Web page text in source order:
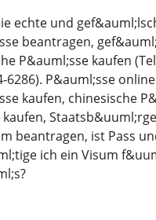
echte und
beantragen,
P&auml;sse kaufen
6286). P&auml;sse
kaufen, chinesische
kaufen,
beantragen, ist Pass
ich ein Visum